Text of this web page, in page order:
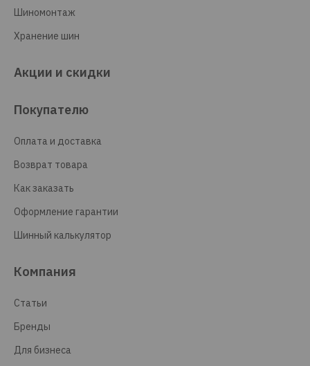
Шиномонтаж
Хранение шин
Акции и скидки
Покупателю
Оплата и доставка
Возврат товара
Как заказать
Оформление гарантии
Шинный калькулятор
Компания
Статьи
Бренды
Для бизнеса